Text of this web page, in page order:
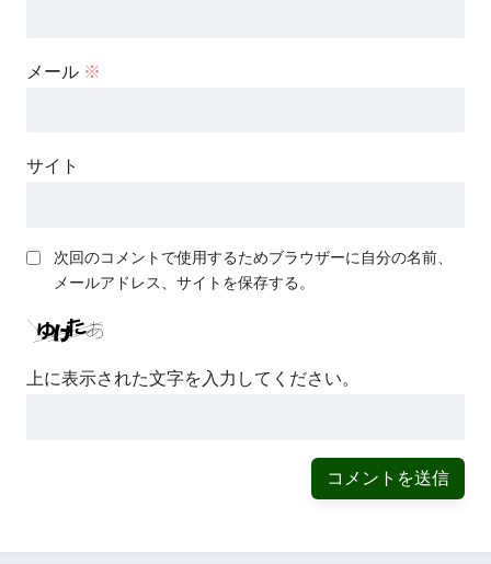
メール ※
サイト
次回のコメントで使用するためブラウザーに自分の名前、
メールアドレス、サイトを保存する。
上に表示された文字を入力してください。